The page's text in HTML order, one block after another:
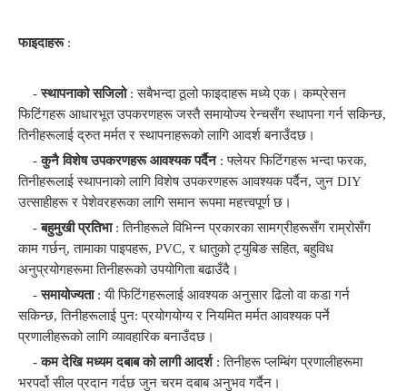
फाइदाहरू :
-स्थापनाको सजिलो: सबैभन्दा ठूलो फाइदाहरू मध्ये एक। कम्प्रेसन
फिटिंगहरू आधारभूत उपकरणहरू जस्तै समायोज्य रेन्चसँग स्थापना गर्न सकिन्छ,
तिनीहरूलाई द्रुत मर्मत र स्थापनाहरूको लागि आदर्श बनाउँदछ।
-कुनै विशेष उपकरणहरू आवश्यक पर्दैन : फ्लेयर फिटिंगहरू भन्दा फरक,
तिनीहरूलाई स्थापनाको लागि विशेष उपकरणहरू आवश्यक पर्दैन, जुन DIY
उत्साहीहरू र पेशेवरहरूका लागि समान रूपमा महत्त्वपूर्ण छ।
-बहुमुखी प्रतिभा: तिनीहरूले विभिन्न प्रकारका सामग्रीहरूसँग राम्रोसँग
काम गर्छन्, तामाका पाइपहरू, PVC, र धातुको ट्युबिङ सहित, बहुविध
अनुप्रयोगहरूमा तिनीहरूको उपयोगिता बढाउँदै।
-समायोज्यता: यी फिटिंगहरूलाई आवश्यक अनुसार ढिलो वा कडा गर्न
सकिन्छ, तिनीहरूलाई पुन: प्रयोगयोग्य र नियमित मर्मत आवश्यक पर्ने
प्रणालीहरूको लागि व्यावहारिक बनाउँदछ।
-कम देखि मध्यम दबाब को लागी आदर्श : तिनीहरू प्लम्बिंग प्रणालीहरूमा
भरपर्दो सील प्रदान गर्दछ जुन चरम दबाब अनुभव गर्दैन।